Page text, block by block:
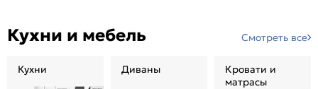
Кухни и мебель Смотреть все
Кухни Диваны
Кровати и
матрасы